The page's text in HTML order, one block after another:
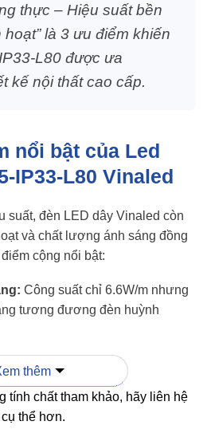
thực – Hiệu suất bền
là 3 ưu điểm khiến
L80 được ưa
kế nội thất cao cấp.
nổi bật của Led
IP33-L80 Vinaled
suất, đèn LED dây Vinaled còn
và chất lượng ánh sáng đồng
cộng nổi bật:
Công suất chỉ 6.6W/m nhưng
tương đương đèn huỳnh
động ổn định trên 30.000 giờ,
thế.
CRI > 80 giúp hiển thị màu
chiếu sáng nội thất cao cấp.
thêm
tính chất tham khảo, hãy liên hệ
thể hơn.